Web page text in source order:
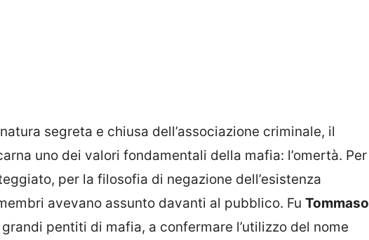
segreta e chiusa dell’associazione criminale, il
uno dei valori fondamentali della mafia: l’omertà. Per
per la filosofia di negazione dell’esistenza
avevano assunto davanti al pubblico. Fu Tommaso
pentiti di mafia, a confermare l’utilizzo del nome